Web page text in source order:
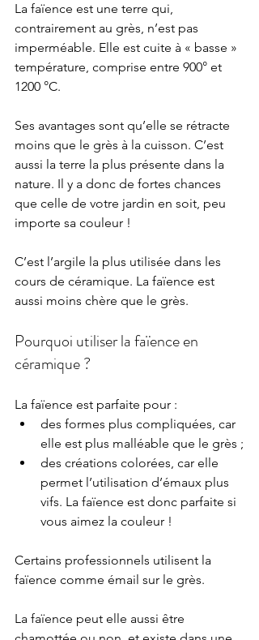
La faïence est une terre qui,
contrairement au grès, n’est pas
imperméable. Elle est cuite à « basse »
température, comprise entre 900° et
1200 °C.
Ses avantages sont qu’elle se rétracte
moins que le grès à la cuisson. C’est
aussi la terre la plus présente dans la
nature. Il y a donc de fortes chances
que celle de votre jardin en soit, peu
importe sa couleur !
C’est l’argile la plus utilisée dans les
cours de céramique. La faïence est
aussi moins chère que le grès.
Pourquoi utiliser la faïence en
céramique ?
La faïence est parfaite pour :
des formes plus compliquées, car
elle est plus malléable que le grès ;
des créations colorées, car elle
permet l’utilisation d’émaux plus
vifs. La faïence est donc parfaite si
vous aimez la couleur !
Certains professionnels utilisent la
faïence comme émail sur le grès.
La faïence peut elle aussi être